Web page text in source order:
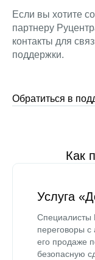
Если вы хотите
партнеру
контакты для
поддержки.
Обратиться в
Как
Услуга
Специалисты
переговоры
его продаже
безопасную